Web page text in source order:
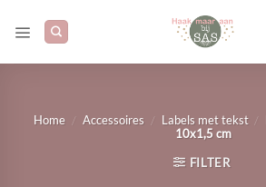
naar
Home / Accessoires / Labels met tekst /
10x1,5 cm
FILTER